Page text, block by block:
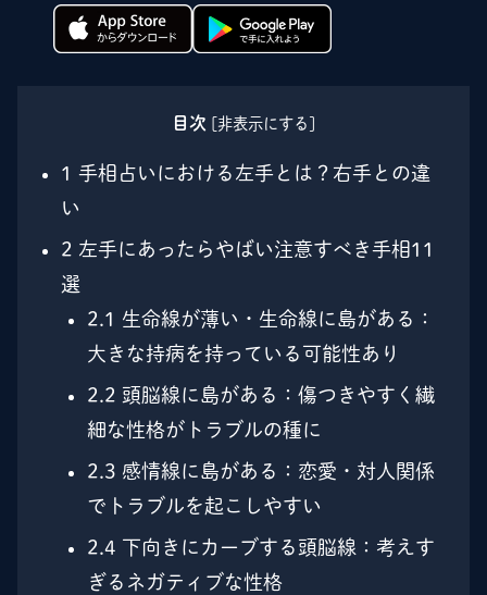
目次 [非表示にする ]
1 手相占いにおける左手とは？右手との違
い
2 左手にあったらやばい注意すべき手相11
選
2.1 生命線が薄い・生命線に島がある：
大きな持病を持っている可能性あり
2.2 頭脳線に島がある：傷つきやすく繊
細な性格がトラブルの種に
2.3 感情線に島がある：恋愛・対人関係
でトラブルを起こしやすい
2.4 下向きにカーブする頭脳線：考えす
ぎるネガティブな性格